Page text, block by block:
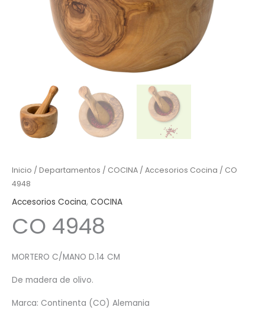
Inicio / Departamentos / COCINA / Accesorios Cocina / CO
4948
Accesorios Cocina, COCINA
CO 4948
MORTERO C/MANO D.14 CM
De madera de olivo.
Marca: Continenta (CO) Alemania